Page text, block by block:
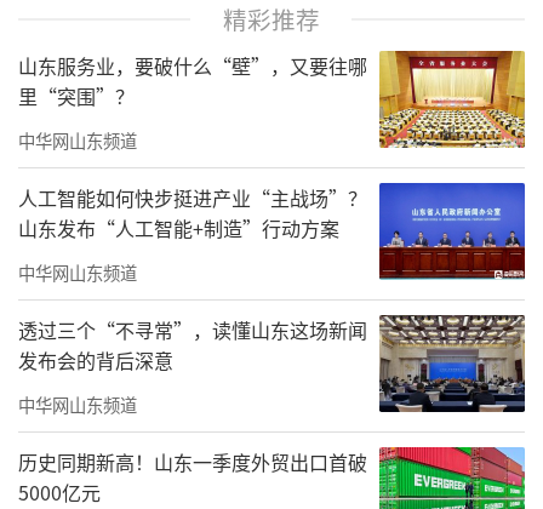
月16日，山东省人民政府新闻办公室举行新闻
发布会，介绍《关于加力助企帮扶推动工业经
济稳进提质的若干措施》（以下简称《若干措
施》）有关情况。记者了解到，此次发布的助
企帮扶措施文件，既是在原有工作基础上的进
一步深化与拓展，也结合新形势增加了部分支
持政策，旨在更加精准有效解决企业现实困
难。
山东省工业和信息化厅党组成员、副厅长
焉杰表示，《若干措施》分三个层次提出18条
具体措施，助力山东工业企业稳定生产运营、
促进高质量发展。《若干措施》在构建服务体
精彩推荐
山东服务业，要破什么“壁”，又要往哪
里“突围”？
中华网山东频道
人工智能如何快步挺进产业“主战场”？
山东发布“人工智能+制造”行动方案
中华网山东频道
透过三个“不寻常”，读懂山东这场新闻
发布会的背后深意
中华网山东频道
历史同期新高！山东一季度外贸出口首破
5000亿元